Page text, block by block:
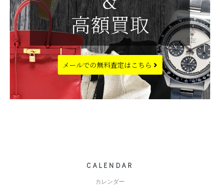
高額買取
メールでの無料査定はこちら
CALENDAR
カレンダー